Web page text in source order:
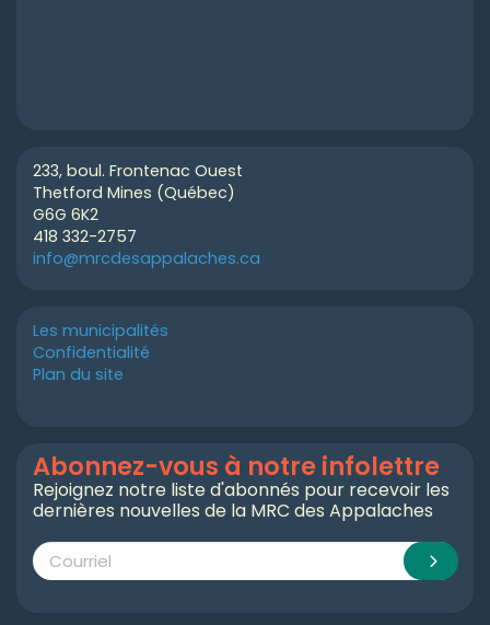
233, boul. Frontenac Ouest
Thetford Mines (Québec)
G6G 6K2
418 332-2757
info@mrcdesappalaches.ca
Les municipalités
Confidentialité
Plan du site
Abonnez-vous à notre infolettre
Rejoignez notre liste d'abonnés pour recevoir les
dernières nouvelles de la MRC des Appalaches